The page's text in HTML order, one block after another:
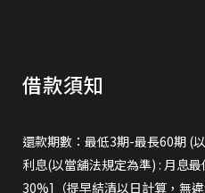
借款須知
還款期數：最低3期-最長60期 (
利息(以當舖法規定為準) : 月息
30%]（提早結清以日計算，無違